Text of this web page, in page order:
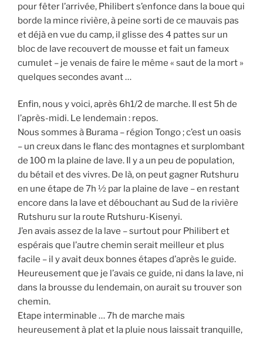
pour fêter l’arrivée, Philibert s’enfonce dans la boue qui
borde la mince rivière, à peine sorti de ce mauvais pas
et déjà en vue du camp, il glisse des 4 pattes sur un
bloc de lave recouvert de mousse et fait un fameux
cumulet – je venais de faire le même « saut de la mort »
quelques secondes avant …
Enfin, nous y voici, après 6h1/2 de marche. Il est 5h de
l’après-midi. Le lendemain : repos.
Nous sommes à Burama – région Tongo ; c’est un oasis
– un creux dans le flanc des montagnes et surplombant
de 100 m la plaine de lave. Il y a un peu de population,
du bétail et des vivres. De là, on peut gagner Rutshuru
en une étape de 7h ½ par la plaine de lave – en restant
encore dans la lave et débouchant au Sud de la rivière
Rutshuru sur la route Rutshuru-Kisenyi.
J’en avais assez de la lave – surtout pour Philibert et
espérais que l’autre chemin serait meilleur et plus
facile – il y avait deux bonnes étapes d’après le guide.
Heureusement que je l’avais ce guide, ni dans la lave, ni
dans la brousse du lendemain, on aurait su trouver son
chemin.
Etape interminable … 7h de marche mais
heureusement à plat et la pluie nous laissait tranquille,